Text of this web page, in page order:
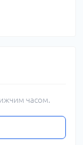
часом.